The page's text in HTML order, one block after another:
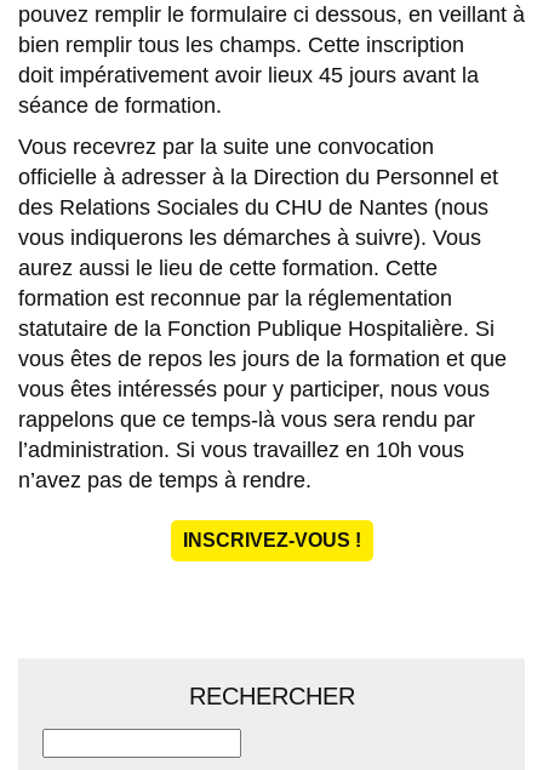
pouvez remplir le formulaire ci dessous, en veillant à
bien remplir tous les champs. Cette inscription
doit impérativement avoir lieux 45 jours avant la
séance de formation.
Vous recevrez par la suite une convocation
officielle à adresser à la Direction du Personnel et
des Relations Sociales du CHU de Nantes (nous
vous indiquerons les démarches à suivre). Vous
aurez aussi le lieu de cette formation. Cette
formation est reconnue par la réglementation
statutaire de la Fonction Publique Hospitalière. Si
vous êtes de repos les jours de la formation et que
vous êtes intéressés pour y participer, nous vous
rappelons que ce temps-là vous sera rendu par
l’administration. Si vous travaillez en 10h vous
n’avez pas de temps à rendre.
INSCRIVEZ-VOUS !
RECHERCHER